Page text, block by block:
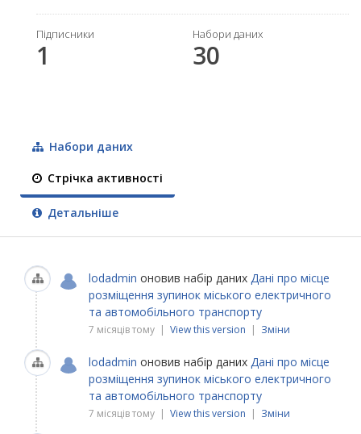
Підписники
1
Набори даних
30
Набори даних
Стрічка активності
Детальніше
lodadmin оновив набір даних Дані про місце
розміщення зупинок міського електричного
та автомобільного транспорту
7 місяців тому | View this version Зміни
lodadmin оновив набір даних Дані про місце
розміщення зупинок міського електричного
та автомобільного транспорту
7 місяців тому | View this version Зміни